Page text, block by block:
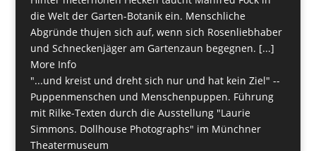
die Welt der Garten-Botanik ein. Menschliche
Abgründe thujen sich auf, wenn sich Rosenliebhaber
und Schneckenjäger am Gartenzaun begegnen. [...]
More Info
"...und kreist und dreht sich nur und hat kein Ziel" --
Puppenmenschen und Menschenpuppen. Führung
mit Rilke-Texten durch die Ausstellung "Laurie
Simmons. Dollhouse Photographs" im Münchner
Theatermuseum